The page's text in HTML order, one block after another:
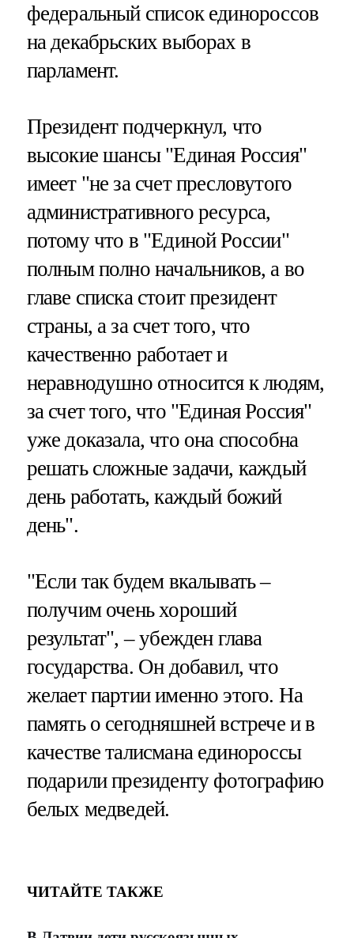
федеральный список единороссов
на декабрьских выборах в
парламент.
Президент подчеркнул, что
высокие шансы "Единая Россия"
имеет "не за счет пресловутого
административного ресурса,
потому что в "Единой России"
полным полно начальников, а во
главе списка стоит президент
страны, а за счет того, что
качественно работает и
неравнодушно относится к людям,
за счет того, что "Единая Россия"
уже доказала, что она способна
решать сложные задачи, каждый
день работать, каждый божий
день".
"Если так будем вкалывать –
получим очень хороший
результат", – убежден глава
государства. Он добавил, что
желает партии именно этого. На
память о сегодняшней встрече и в
качестве талисмана единороссы
подарили президенту фотографию
белых медведей.
ЧИТАЙТЕ ТАКЖЕ